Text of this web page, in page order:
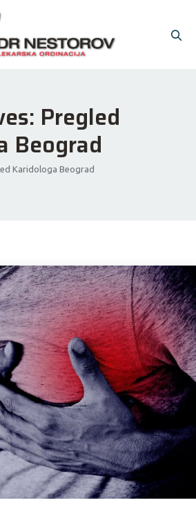
Pregled
Beograd
Karidologa Beograd